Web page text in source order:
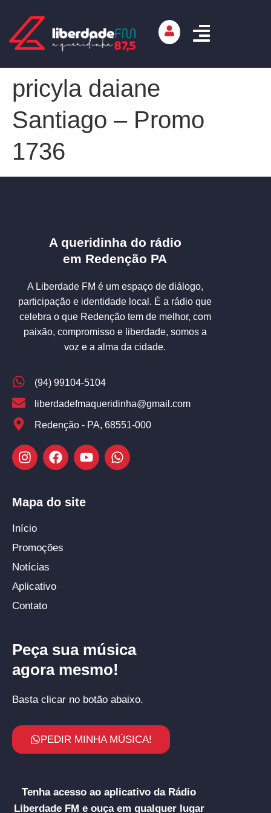
pricyla daiane
Santiago – Promo
1736
A queridinha do rádio
em Redenção PA
A Liberdade FM é um espaço de diálogo,
participação e identidade local. É a rádio que
celebra o que Redenção tem de melhor, com
paixão, compromisso e liberdade, somos a
voz e a alma da cidade.
(94) 99104-5104
liberdadefmaqueridinha@gmail.com
Redenção - PA, 68551-000
Mapa do site
Início
Promoções
Notícias
Aplicativo
Contato
Peça sua música
agora mesmo!
Basta clicar no botão abaixo.
PEDIR MINHA MÚSICA!
Tenha acesso ao aplicativo da Rádio
Liberdade FM e ouça em qualquer lugar